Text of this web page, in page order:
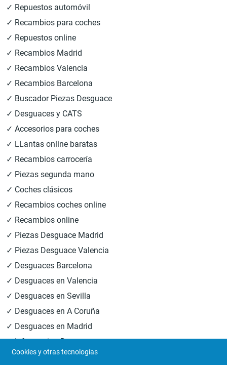
✓ Repuestos automóvil
✓ Recambios para coches
✓ Repuestos online
✓ Recambios Madrid
✓ Recambios Valencia
✓ Recambios Barcelona
✓ Buscador Piezas Desguace
✓ Desguaces y CATS
✓ Accesorios para coches
✓ LLantas online baratas
✓ Recambios carrocería
✓ Piezas segunda mano
✓ Coches clásicos
✓ Recambios coches online
✓ Recambios online
✓ Piezas Desguace Madrid
✓ Piezas Desguace Valencia
✓ Desguaces Barcelona
✓ Desguaces en Valencia
✓ Desguaces en Sevilla
✓ Desguaces en A Coruña
✓ Desguaces en Madrid
✓ Informacion Desguaces
Cookies y otras tecnologías